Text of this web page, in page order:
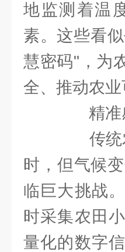
地监测着温
素。这些看
慧密码"，为
全、推动农
精准感
传统农
时，但气候
临巨大挑战
时采集农田
量化的数字